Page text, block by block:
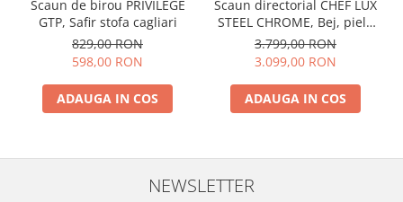
Scaun de birou PRIVILEGE
GTP, Safir stofa cagliari
829,00 RON
598,00 RON
ADAUGA IN COS
Scaun directorial CHEF LUX
STEEL CHROME, Bej, piele
naturala
3.799,00 RON
3.099,00 RON
ADAUGA IN COS
NEWSLETTER